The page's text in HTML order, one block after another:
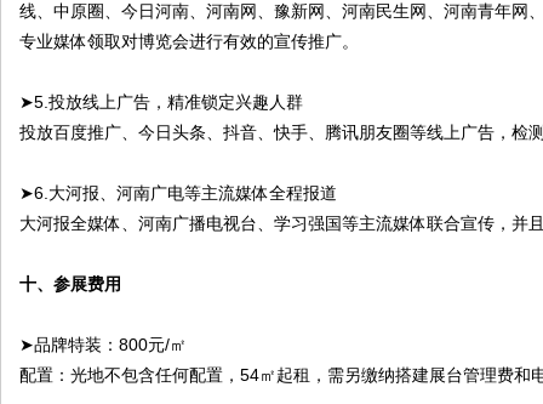
线、中原圈、今日河南、河南网、豫新网、河南民生网、河南青年网
专业媒体领取对博览会进行有效的宣传推广。
➤5.投放线上广告，精准锁定兴趣人群
投放百度推广、今日头条、抖音、快手、腾讯朋友圈等线上广告，检
➤6.大河报、河南广电等主流媒体全程报道
大河报全媒体、河南广播电视台、学习强国等主流媒体联合宣传，并
十、参展费用
➤品牌特装：800元/㎡
配置：光地不包含任何配置，54㎡起租，需另缴纳搭建展台管理费和